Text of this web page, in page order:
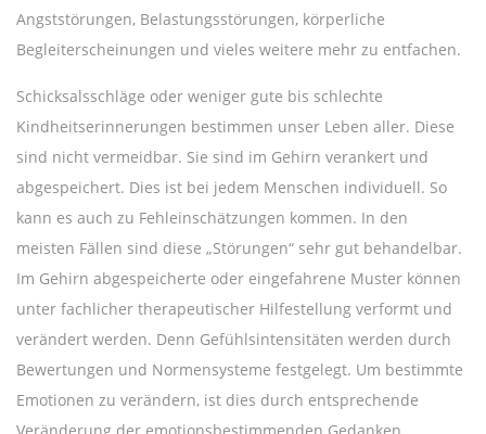
Angststörungen, Belastungsstörungen, körperliche
Begleiterscheinungen und vieles weitere mehr zu entfachen.
Schicksalsschläge oder weniger gute bis schlechte
Kindheitserinnerungen bestimmen unser Leben aller. Diese
sind nicht vermeidbar. Sie sind im Gehirn verankert und
abgespeichert. Dies ist bei jedem Menschen individuell. So
kann es auch zu Fehleinschätzungen kommen. In den
meisten Fällen sind diese „Störungen“ sehr gut behandelbar.
Im Gehirn abgespeicherte oder eingefahrene Muster können
unter fachlicher therapeutischer Hilfestellung verformt und
verändert werden. Denn Gefühlsintensitäten werden durch
Bewertungen und Normensysteme festgelegt. Um bestimmte
Emotionen zu verändern, ist dies durch entsprechende
Veränderung der emotionsbestimmenden Gedanken